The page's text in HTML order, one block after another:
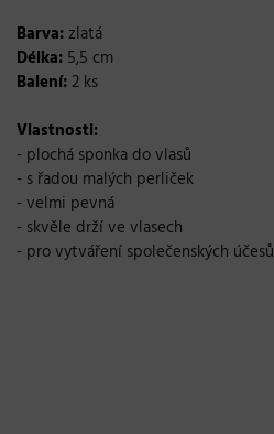
Barva: zlatá
Délka: 5,5 cm
Balení:2 ks
Vlastnosti:
- plochá sponka do vlasů
- s řadou malých perliček
- velmi pevná
- skvěle drží ve vlasech
- pro vytváření společenských účesů